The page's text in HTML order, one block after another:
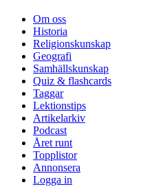
Om oss
Historia
Religionskunskap
Geografi
Samhällskunskap
Quiz & flashcards
Taggar
Lektionstips
Artikelarkiv
Podcast
Året runt
Topplistor
Annonsera
Logga in